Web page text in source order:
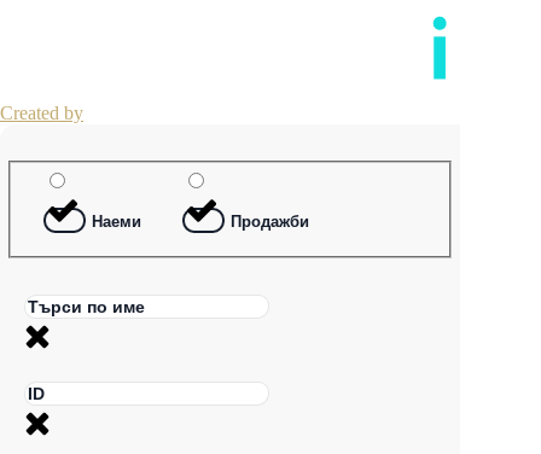
Created by
Наеми Продажби